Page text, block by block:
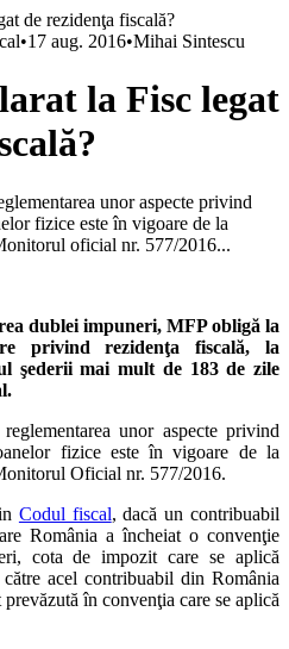
•17 aug. 2016•Mihai Sintescu
la Fisc legat
unor aspecte privind
fizice este în vigoare de la
oficial nr. 577/2016...
dublei impuneri, MFP obligă la
privind rezidenţa fiscală, la
şederii mai mult de 183 de zile
unor aspecte privind
fizice este în vigoare de la
Oficial nr. 577/2016.
Codul fiscal, dacă un contribuabil
România a încheiat o convenţie
cota de impozit care se aplică
acel contribuabil din România
în convenţia care se aplică